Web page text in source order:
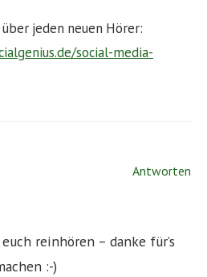
jeden neuen Hörer:
social-media-
Antworten
reinhören – danke für’s
:-)